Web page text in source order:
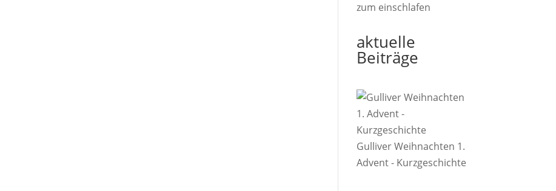
zum einschlafen
aktuelle
Beiträge
Gulliver Weihnachten 1.
Advent - Kurzgeschichte